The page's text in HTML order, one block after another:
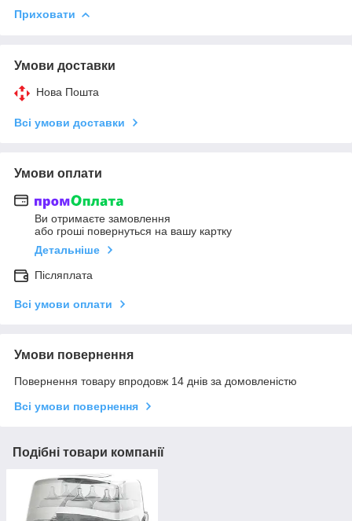
Приховати
Умови доставки
Нова Пошта
Всі умови доставки
Умови оплати
Ви отримаєте замовлення
або гроші повернуться на вашу картку
Детальніше
Післяплата
Всі умови оплати
Умови повернення
Повернення товару впродовж 14 днів за домовленістю
Всі умови повернення
Подібні товари компанії